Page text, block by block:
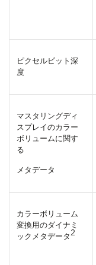
ピクセルビット深
度
マスタリングディ
スプレイのカラー
ボリュームに関す
る
メタデータ
カラーボリューム
変換用のダイナミ
ックメタデータ2